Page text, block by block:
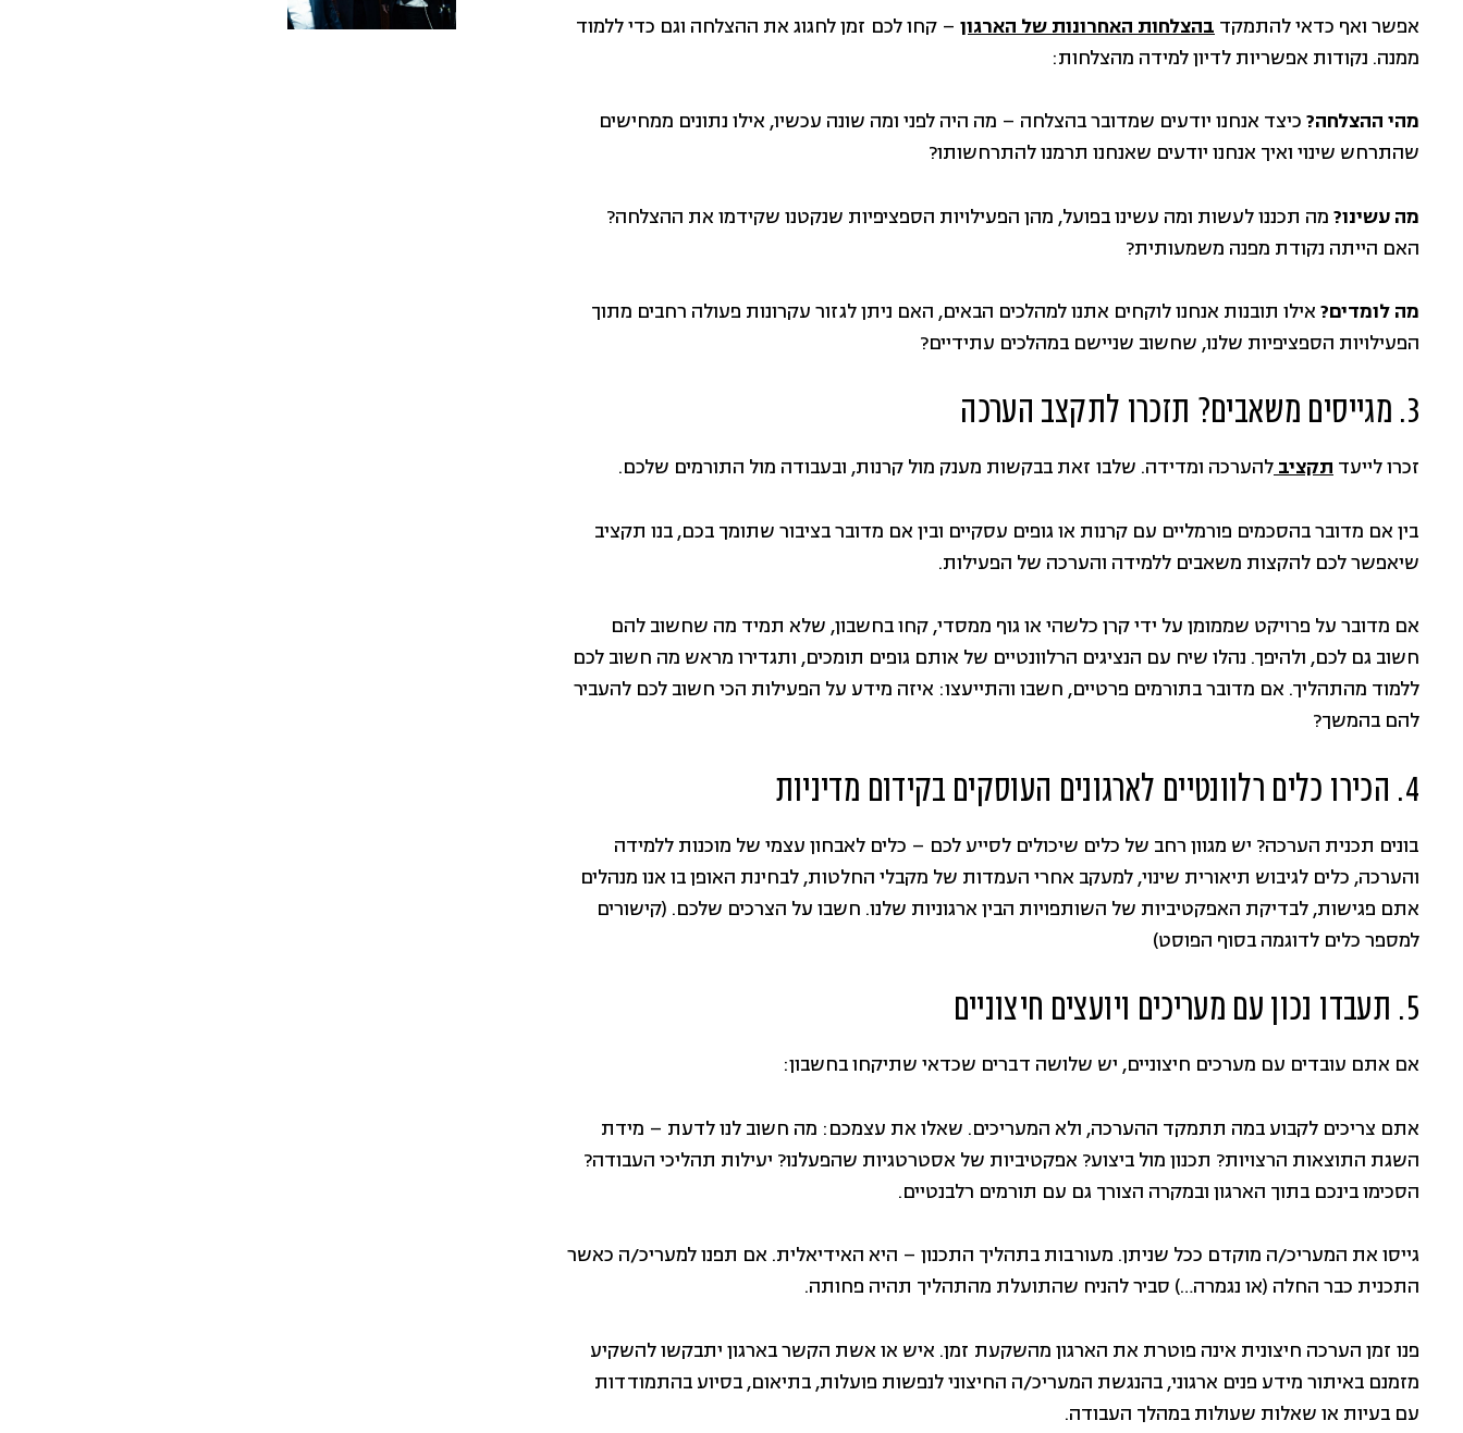
אפשר ואף כדאי להתמקד בהצלחות האחרונות של הארגון – קחו לכם זמן לחגוג את ההצלחה וגם כדי ללמוד
ממנה. נקודות אפשריות לדיון למידה מהצלחות:
מהי ההצלחה? כיצד אנחנו יודעים שמדובר בהצלחה – מה היה לפני ומה שונה עכשיו, אילו נתונים ממחישים
שהתרחש שינוי ואיך אנחנו יודעים שאנחנו תרמנו להתרחשותו?
מה עשינו? מה תכננו לעשות ומה עשינו בפועל, מהן הפעילויות הספציפיות שנקטנו שקידמו את ההצלחה?
האם הייתה נקודת מפנה משמעותית?
מה לומדים? אילו תובנות אנחנו לוקחים אתנו למהלכים הבאים, האם ניתן לגזור עקרונות פעולה רחבים מתוך
הפעילויות הספציפיות שלנו, שחשוב שניישם במהלכים עתידיים?
3. מגייסים משאבים? תזכרו לתקצב הערכה
זכרו לייעד תקציבלהערכה ומדידה. שלבו זאת בבקשות מענק מול קרנות, ובעבודה מול התורמים שלכם.
בין אם מדובר בהסכמים פורמליים עם קרנות או גופים עסקיים ובין אם מדובר בציבור שתומך בכם, בנו תקציב
שיאפשר לכם להקצות משאבים ללמידה והערכה של הפעילות.
אם מדובר על פרויקט שממומן על ידי קרן כלשהי או גוף ממסדי, קחו בחשבון, שלא תמיד מה שחשוב להם
חשוב גם לכם, ולהיפך. נהלו שיח עם הנציגים הרלוונטיים של אותם גופים תומכים, ותגדירו מראש מה חשוב לכם
ללמוד מהתהליך. אם מדובר בתורמים פרטיים, חשבו והתייעצו: איזה מידע על הפעילות הכי חשוב לכם להעביר
להם בהמשך?
4. הכירו כלים רלוונטיים לארגונים העוסקים בקידום מדיניות
בונים תכנית הערכה? יש מגוון רחב של כלים שיכולים לסייע לכם – כלים לאבחון עצמי של מוכנות ללמידה
והערכה, כלים לגיבוש תיאורית שינוי, למעקב אחרי העמדות של מקבלי החלטות, לבחינת האופן בו אנו מנהלים
אתם פגישות, לבדיקת האפקטיביות של השותפויות הבין ארגוניות שלנו. חשבו על הצרכים שלכם. (קישורים
למספר כלים לדוגמה בסוף הפוסט)
5. תעבדו נכון עם מעריכים ויועצים חיצוניים
אם אתם עובדים עם מערכים חיצוניים, יש שלושה דברים שכדאי שתיקחו בחשבון:
אתם צריכים לקבוע במה תתמקד ההערכה, ולא המעריכים. שאלו את עצמכם: מה חשוב לנו לדעת – מידת
השגת התוצאות הרצויות? תכנון מול ביצוע? אפקטיביות של אסטרטגיות שהפעלנו? יעילות תהליכי העבודה?
הסכימו בינכם בתוך הארגון ובמקרה הצורך גם עם תורמים רלבנטיים.
גייסו את המעריכ/ה מוקדם ככל שניתן. מעורבות בתהליך התכנון – היא האידיאלית. אם תפנו למעריכ/ה כאשר
התכנית כבר החלה (או נגמרה…) סביר להניח שהתועלת מהתהליך תהיה פחותה.
פנו זמן הערכה חיצונית אינה פוטרת את הארגון מהשקעת זמן. איש או אשת הקשר בארגון יתבקשו להשקיע
מזמנם באיתור מידע פנים ארגוני, בהנגשת המעריכ/ה החיצוני לנפשות פועלות, בתיאום, בסיוע בהתמודדות
עם בעיות או שאלות שעולות במהלך העבודה.